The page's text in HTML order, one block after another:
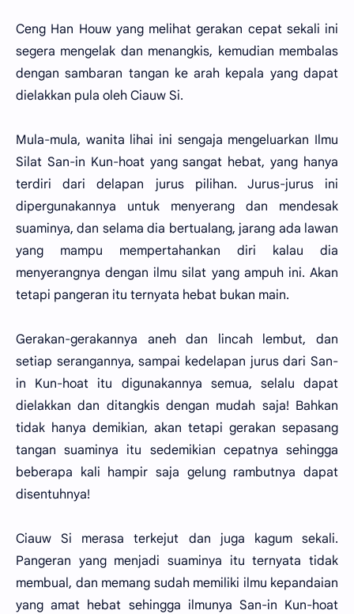
Ceng Han Houw yang melihat gerakan cepat sekali ini
segera mengelak dan menangkis, kemudian membalas
dengan sambaran tangan ke arah kepala yang dapat
dielakkan pula oleh Ciauw Si.
Mula-mula, wanita lihai ini sengaja mengeluarkan Ilmu
Silat San-in Kun-hoat yang sangat hebat, yang hanya
terdiri dari delapan jurus pilihan. Jurus-jurus ini
dipergunakannya untuk menyerang dan mendesak
suaminya, dan selama dia bertualang, jarang ada lawan
yang mampu mempertahankan diri kalau dia
menyerangnya dengan ilmu silat yang ampuh ini. Akan
tetapi pangeran itu ternyata hebat bukan main.
Gerakan-gerakannya aneh dan lincah lembut, dan
setiap serangannya, sampai kedelapan jurus dari San-
in Kun-hoat itu digunakannya semua, selalu dapat
dielakkan dan ditangkis dengan mudah saja! Bahkan
tidak hanya demikian, akan tetapi gerakan sepasang
tangan suaminya itu sedemikian cepatnya sehingga
beberapa kali hampir saja gelung rambutnya dapat
disentuhnya!
Ciauw Si merasa terkejut dan juga kagum sekali.
Pangeran yang menjadi suaminya itu ternyata tidak
membual, dan memang sudah memiliki ilmu kepandaian
yang amat hebat sehingga ilmunya San-in Kun-hoat